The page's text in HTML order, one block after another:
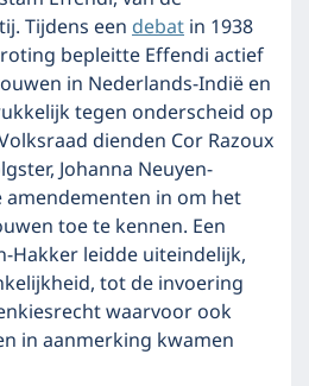
Tijdens eendebatin 1938
bepleitte Effendi actief
in Nederlands-Indië en
tegen onderscheid op
dienden Cor Razoux
Johanna Neuyen-
amendementen in om het
toe te kennen. Een
Hakker leidde uiteindelijk,
tot de invoering
waarvoor ook
in aanmerking kwamen